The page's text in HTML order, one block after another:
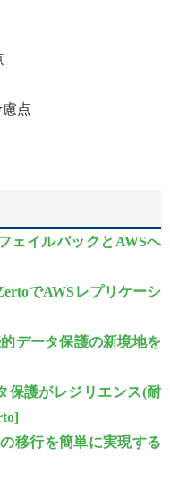
点
ェイルバックとAWSへ
でAWSレプリケーシ
データ保護の新境地を
保護がレジリエンス(耐
移行を簡単に実現する